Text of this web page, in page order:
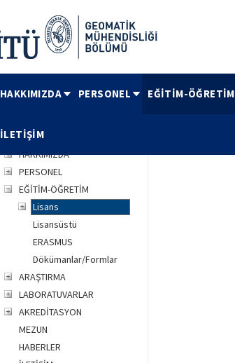
HAKKIMIZDA PERSONEL EĞİTİM-ÖĞRETİM
İLETİŞİM
HAKKIMIZDA
PERSONEL
EĞİTİM-ÖĞRETİM
Lisans
Lisansüstü
ERASMUS
Dökümanlar/Formlar
ARAŞTIRMA
LABORATUVARLAR
AKREDİTASYON
MEZUN
HABERLER